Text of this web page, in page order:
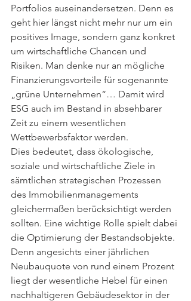
Portfolios auseinandersetzen. Denn es
geht hier längst nicht mehr nur um ein
positives Image, sondern ganz konkret
um wirtschaftliche Chancen und
Risiken. Man denke nur an mögliche
Finanzierungsvorteile für sogenannte
„grüne Unternehmen“… Damit wird
ESG auch im Bestand in absehbarer
Zeit zu einem wesentlichen
Wettbewerbsfaktor werden.
Dies bedeutet, dass ökologische,
soziale und wirtschaftliche Ziele in
sämtlichen strategischen Prozessen
des Immobilienmanagements
gleichermaßen berücksichtigt werden
sollten. Eine wichtige Rolle spielt dabei
die Optimierung der Bestandsobjekte.
Denn angesichts einer jährlichen
Neubauquote von rund einem Prozent
liegt der wesentliche Hebel für einen
nachhaltigeren Gebäudesektor in der